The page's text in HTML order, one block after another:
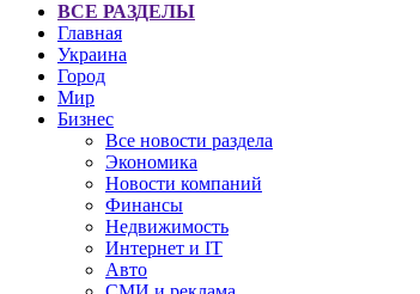
ВСЕ РАЗДЕЛЫ
Главная
Украина
Город
Мир
Бизнес
Все новости раздела
Экономика
Новости компаний
Финансы
Недвижимость
Интернет и IT
Авто